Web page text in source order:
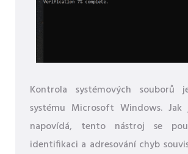
Kontrola systémových souborů
systému Microsoft Windows. Jak
napovídá, tento nástroj se
identifikaci a adresování chyb